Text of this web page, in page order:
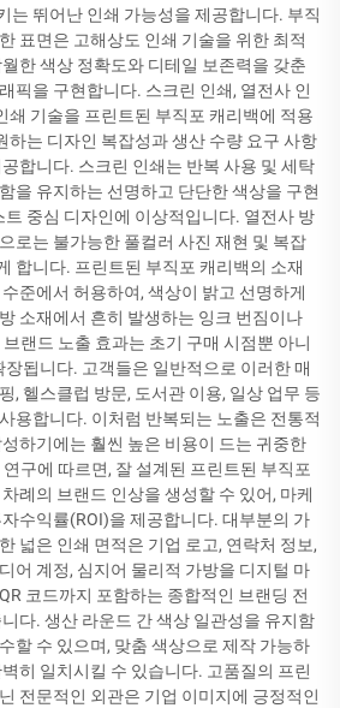
는 뛰어난 인쇄 가능성을 제공합니다. 부직
표면은 고해상도 인쇄 기술을 위한 최적
한 색상 정확도와 디테일 보존력을 갖춘
픽을 구현합니다. 스크린 인쇄, 열전사 인
쇄 기술을 프린트된 부직포 캐리백에 적용
하는 디자인 복잡성과 생산 수량 요구 사항
합니다. 스크린 인쇄는 반복 사용 및 세탁
을 유지하는 선명하고 단단한 색상을 구현
트 중심 디자인에 이상적입니다. 열전사 방
로는 불가능한 풀컬러 사진 재현 및 복잡
합니다. 프린트된 부직포 캐리백의 소재
준에서 허용하여, 색상이 밝고 선명하게
소재에서 흔히 발생하는 잉크 번짐이나
랜드 노출 효과는 초기 구매 시점뿐 아니
장됩니다. 고객들은 일반적으로 이러한 매
, 헬스클럽 방문, 도서관 이용, 일상 업무 등
용합니다. 이처럼 반복되는 노출은 전통적
하기에는 훨씬 높은 비용이 드는 귀중한
구에 따르면, 잘 설계된 프린트된 부직포
례의 브랜드 인상을 생성할 수 있어, 마케
수익률(ROI)을 제공합니다. 대부분의 가
넓은 인쇄 면적은 기업 로고, 연락처 정보,
어 계정, 심지어 물리적 가방을 디지털 마
코드까지 포함하는 종합적인 브랜딩 전
다. 생산 라운드 간 색상 일관성을 유지함
할 수 있으며, 맞춤 색상으로 제작 가능하
히 일치시킬 수 있습니다. 고품질의 프린
전문적인 외관은 기업 이미지에 긍정적인